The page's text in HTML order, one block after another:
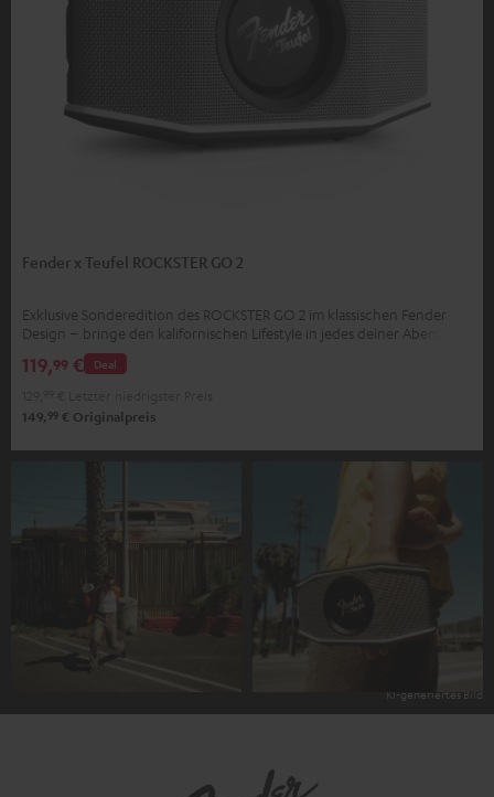
Fender x Teufel ROCKSTER GO 2
Exklusive Sonderedition des ROCKSTER GO 2 im klassischen Fender
Design – bringe den kalifornischen Lifestyle in jedes deiner Abenteuer
Deal
119,99 €
149, 99 € Originalpreis